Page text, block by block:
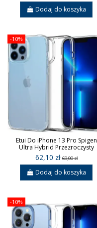
Dodaj do koszyka
-10%
Etui Do iPhone 13 Pro Spigen
Ultra Hybrid Przezroczysty
62,10 zł69,00 zł
Dodaj do koszyka
-10%